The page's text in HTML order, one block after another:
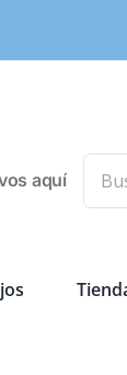
aquí